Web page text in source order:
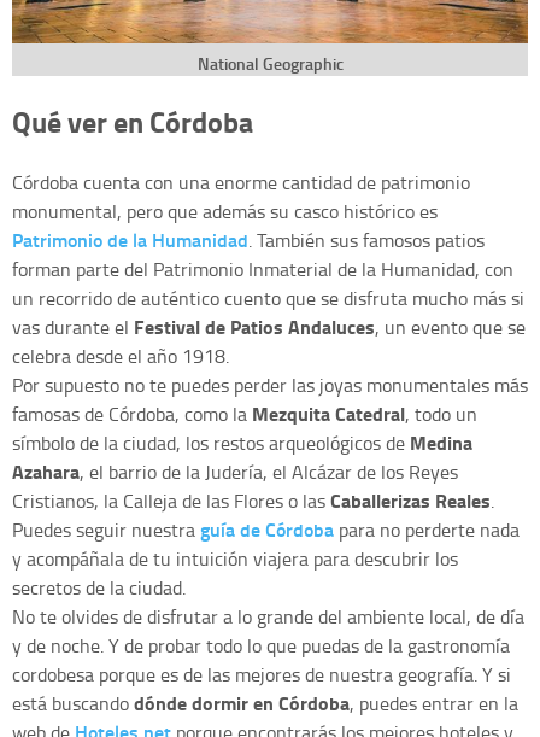
National Geographic
Qué ver en Córdoba
Córdoba cuenta con una enorme cantidad de patrimonio
monumental, pero que además su casco histórico es
Patrimonio de la Humanidad. También sus famosos patios
forman parte del Patrimonio Inmaterial de la Humanidad, con
un recorrido de auténtico cuento que se disfruta mucho más si
vas durante el Festival de Patios Andaluces, un evento que se
celebra desde el año 1918.
Por supuesto no te puedes perder las joyas monumentales más
famosas de Córdoba, como la Mezquita Catedral, todo un
símbolo de la ciudad, los restos arqueológicos de Medina
Azahara, el barrio de la Judería, el Alcázar de los Reyes
Cristianos, la Calleja de las Flores o lasCaballerizas Reales.
Puedes seguir nuestraguía de Córdoba para no perderte nada
y acompáñala de tu intuición viajera para descubrir los
secretos de la ciudad.
No te olvides de disfrutar a lo grande del ambiente local, de día
y de noche. Y de probar todo lo que puedas de la gastronomía
cordobesa porque es de las mejores de nuestra geografía. Y si
está buscandodónde dormir en Córdoba, puedes entrar en la
Hoteles.net